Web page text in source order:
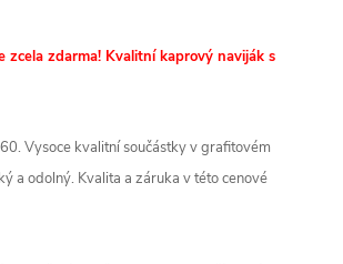
zdarma! Kvalitní kaprový naviják s
Vysoce kvalitní součástky v grafitovém
a odolný. Kvalita a záruka v této cenové